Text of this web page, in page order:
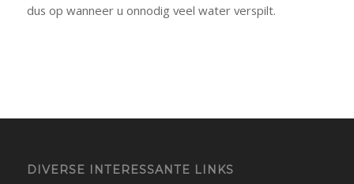
dus op wanneer u onnodig veel water verspilt.
DIVERSE INTERESSANTE LINKS